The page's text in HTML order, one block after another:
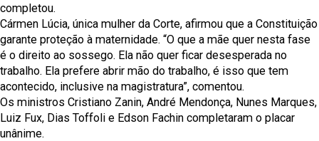
completou.
Cármen Lúcia, única mulher da Corte, afirmou que a Constituição
garante proteção à maternidade. “O que a mãe quer nesta fase
é o direito ao sossego. Ela não quer ficar desesperada no
trabalho. Ela prefere abrir mão do trabalho, é isso que tem
acontecido, inclusive na magistratura”, comentou.
Os ministros Cristiano Zanin, André Mendonça, Nunes Marques,
Luiz Fux, Dias Toffoli e Edson Fachin completaram o placar
unânime.